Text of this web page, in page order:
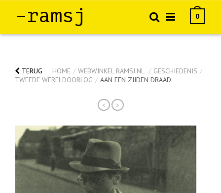
–ramsj 0
TERUG HOME / WEBWINKEL RAMSJ.NL / GESCHIEDENIS /
TWEEDE WERELDOORLOG / AAN EEN ZIJDEN DRAAD
< >